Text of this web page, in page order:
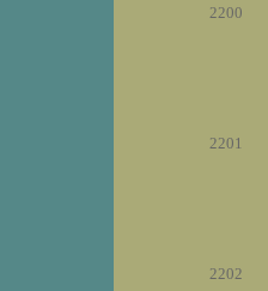
2200
2201
2202